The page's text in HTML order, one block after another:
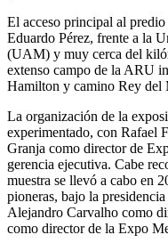
El acceso principal al
Eduardo Pérez, frente a la
(UAM) y muy cerca del
extenso campo de la ARU
Hamilton y camino Rey del
La organización de la
experimentado, con Rafael
Granja como director de
gerencia ejecutiva. Cabe
muestra se llevó a cabo en
pioneras, bajo la
Alejandro Carvalho como
como director de la Expo